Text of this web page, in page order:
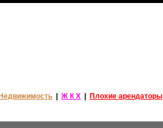
Недвижимость Ж К Х Плохие арендаторы